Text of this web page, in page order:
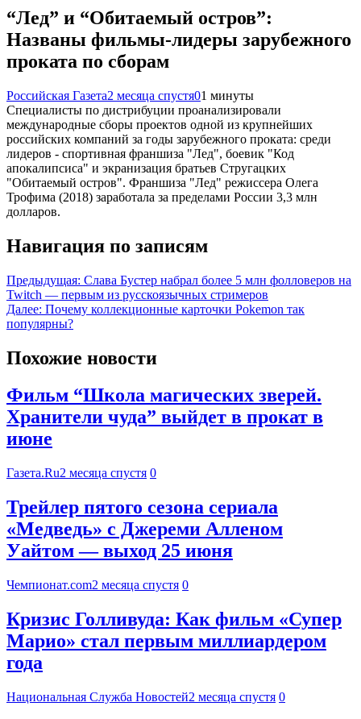
“Лед” и “Обитаемый остров”:
Названы фильмы-лидеры зарубежного
проката по сборам
Российская Газета2 месяца спустя01 минуты
Специалисты по дистрибуции проанализировали
международные сборы проектов одной из крупнейших
российских компаний за годы зарубежного проката: среди
лидеров - спортивная франшиза "Лед", боевик "Код
апокалипсиса" и экранизация братьев Стругацких
"Обитаемый остров". Франшиза "Лед" режиссера Олега
Трофима (2018) заработала за пределами России 3,3 млн
долларов.
Навигация по записям
Предыдущая: Слава Бустер набрал более 5 млн фолловеров на
Twitch — первым из русскоязычных стримеров
Далее: Почему коллекционные карточки Pokemon так
популярны?
Похожие новости
Фильм “Школа магических зверей.
Хранители чуда” выйдет в прокат в
июне
Газета.Ru2 месяца спустя 0
Трейлер пятого сезона сериала
«Медведь» с Джереми Алленом
Уайтом — выход 25 июня
Чемпионат.com2 месяца спустя 0
Кризис Голливуда: Как фильм «Супер
Марио» стал первым миллиардером
года
Национальная Служба Новостей2 месяца спустя 0